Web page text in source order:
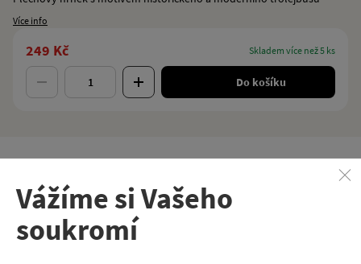
Více info
249 Kč skladem více než 5 ks
Do košíku
Hrnek má objem 300 ml a je potištěn nejkvalitnější možnou
technologií. Vyznačuje se vysokou stálostí a odolností barev.
Je absolutně zdravotně i ekologicky nezávadný.
Vážíme si Vašeho
soukromí